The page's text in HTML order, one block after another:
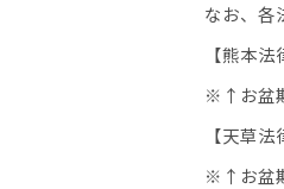
なお、各
【熊本
※↑お盆
【天
※↑お盆